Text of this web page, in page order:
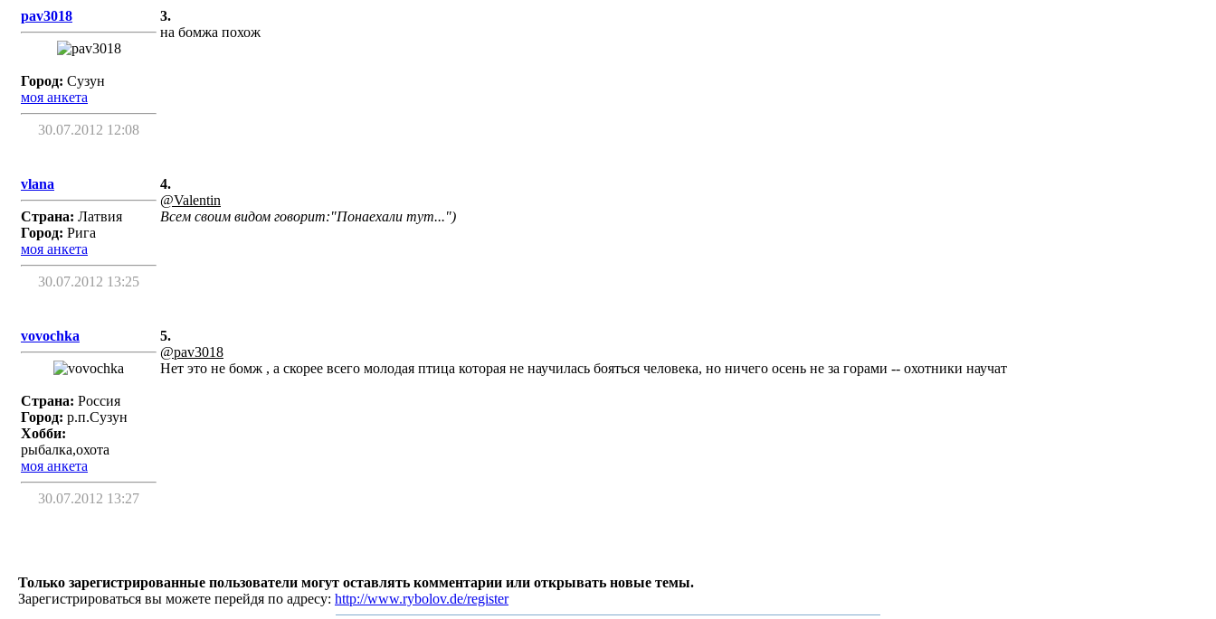
pav3018
Город: Сузун
моя анкета
30.07.2012 12:08
3.
на бомжа похож
vlana
Страна: Латвия
Город: Рига
моя анкета
30.07.2012 13:25
4.
@Valentin
Всем своим видом говорит:"Понаехали тут...")
vovochka
Страна: Россия
Город: р.п.Сузун
Хобби:
рыбалка,охота
моя анкета
30.07.2012 13:27
5.
@pav3018
Нет это не бомж , а скорее всего молодая птица которая не научилась бояться человека, но ничего осень не за горами -- охотники научат
Только зарегистрированные пользователи могут оставлять комментарии или открывать новые темы.
Зарегистрироваться вы можете перейдя по адресу: http://www.rybolov.de/register